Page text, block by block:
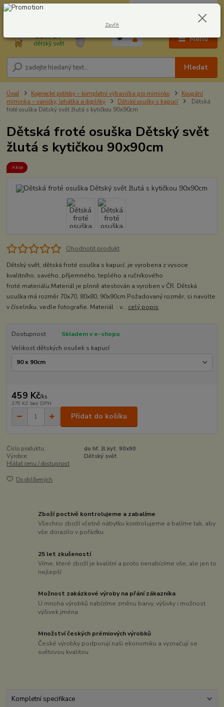
Menu
Hledat
604278943 0,00 Kč
Úvod Kojenecké potřeby – kompletní výbavička pro miminko
Koupání
miminka – vaničky, lehátka a doplňky
Dětské osušky s kapucí
Dětská
froté osuška Dětský svět žlutá s kytičkou 90x90cm
Dětská froté osuška Dětský svět
žlutá s kytičkou 90x90cm
Akce
Ohodnotit produkt
Dětský svět, dětská froté osuška s kapucí, je vyrobena z vysoce
kvalitního, savého, příjemného, teplého a ručníkového
froté materiálu.Materiál je plnně atestován a vyroben v ČR. Dětská
usuška má rozměr 70x70, 80x80, 90x90cm.Požadovaný rozměr, si navolte
v číselníku, vedle fotografie. Materiál : v... celý popis
Dostupnost
Skladem v e-shopu
Velikost dětských osušek s kapucí
459 Kč/ks
379 Kč bez DPH
Přidat do košíku
Číslo produktu:
do hf. žl.kyt. 90x90
Výrobce:
Dětský svět
Hlídat cenu / dostupnost
Do oblíbených
Zboží poctivě kontrolujeme a zabalíme
Všechno zboží včetně nábytku kontrolujeme a balíme tak, aby
vše dorazilo v pořádku
25 let zkušeností
Víme, které zboží je kvalitní a proto nenabízíme vše, ale jen to
nejlepší
Možnost zakázkové výroby na přání zákazníka
U mnoha výrobků nabízíme změnu barvy, výšivky i možnost
výšivek jména
Množství českých prémiových výrobků
České výrobky podporují naši ekonomiku a vyznačují se
světovou kvalitou
Kompletní specifikace
Zavřít